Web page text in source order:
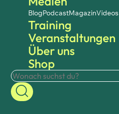
BlogPodcastMagazinVideos
Training
Veranstaltungen
Über uns
Shop